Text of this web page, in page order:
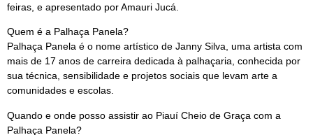
feiras, e apresentado por Amauri Jucá.
Quem é a Palhaça Panela?
Palhaça Panela é o nome artístico de Janny Silva, uma artista com
mais de 17 anos de carreira dedicada à palhaçaria, conhecida por
sua técnica, sensibilidade e projetos sociais que levam arte a
comunidades e escolas.
Quando e onde posso assistir ao Piauí Cheio de Graça com a
Palhaça Panela?